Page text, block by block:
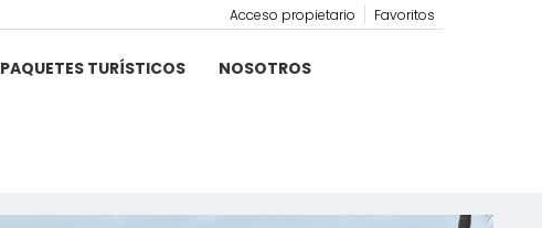
Favoritos
Acceso propietario
PAQUETES TURÍSTICOS NOSOTROS